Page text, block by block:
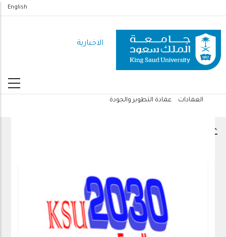
المحتوى
الرئيسي
English
الاخبارية
العمادات عمادة التطوير والجودة
عمادة التطوير والجودة